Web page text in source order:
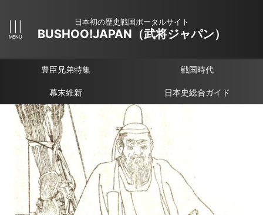
日本初の歴史戦国ポータルサイト
BUSHOO!JAPAN（武将ジャパン）
豊臣兄弟特集 戦国時代
幕末維新 日本史総合ガイド